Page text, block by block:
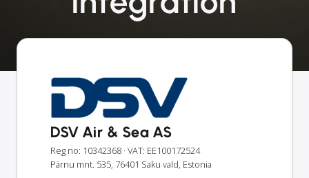
DSV Air & Sea AS
Reg no: 10342368 · VAT: EE100172524
Pärnu mnt. 535, 76401 Saku vald, Estonia